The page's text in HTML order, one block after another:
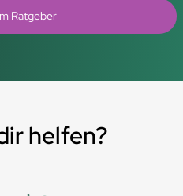
Ratgeber
helfen?